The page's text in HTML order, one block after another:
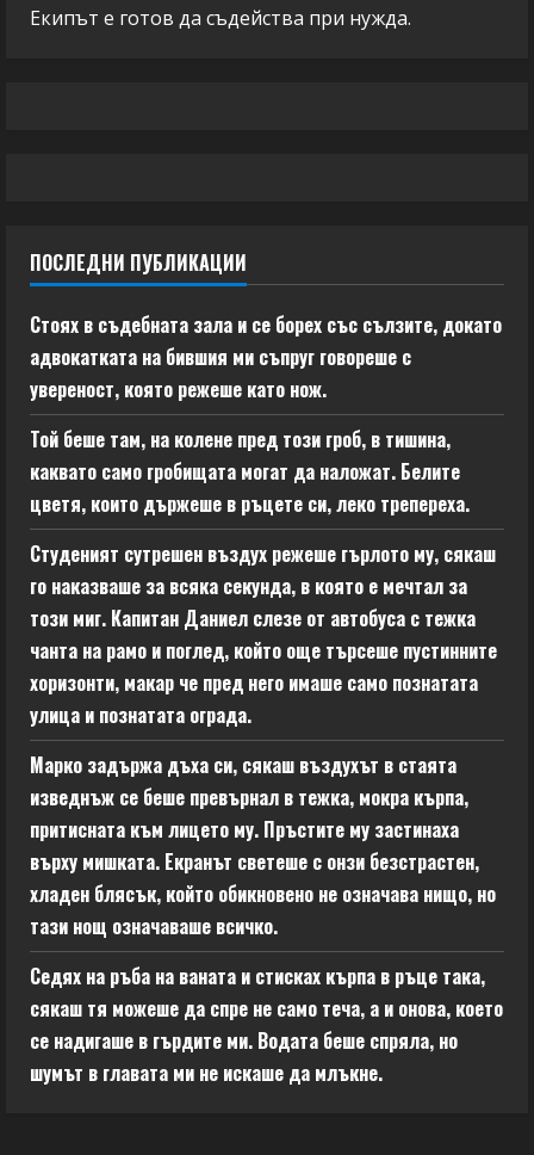
Екипът е готов да съдейства при нужда.
ПОСЛЕДНИ ПУБЛИКАЦИИ
Стоях в съдебната зала и се борех със сълзите, докато
адвокатката на бившия ми съпруг говореше с
увереност, която режеше като нож.
Той беше там, на колене пред този гроб, в тишина,
каквато само гробищата могат да наложат. Белите
цветя, които държеше в ръцете си, леко трепереха.
Студеният сутрешен въздух режеше гърлото му, сякаш
го наказваше за всяка секунда, в която е мечтал за
този миг. Капитан Даниел слезе от автобуса с тежка
чанта на рамо и поглед, който още търсеше пустинните
хоризонти, макар че пред него имаше само познатата
улица и познатата ограда.
Марко задържа дъха си, сякаш въздухът в стаята
изведнъж се беше превърнал в тежка, мокра кърпа,
притисната към лицето му. Пръстите му застинаха
върху мишката. Екранът светеше с онзи безстрастен,
хладен блясък, който обикновено не означава нищо, но
тази нощ означаваше всичко.
Седях на ръба на ваната и стисках кърпа в ръце така,
сякаш тя можеше да спре не само теча, а и онова, което
се надигаше в гърдите ми. Водата беше спряла, но
шумът в главата ми не искаше да млъкне.